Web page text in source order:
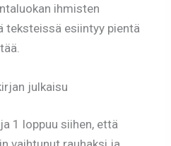
ihmisten
teksteissä esiintyy pientä
julkaisu
1 loppuu siihen, että